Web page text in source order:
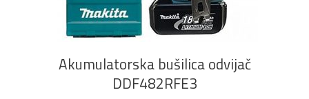
Akumulatorska bušilica odvijač
DDF482RFE3